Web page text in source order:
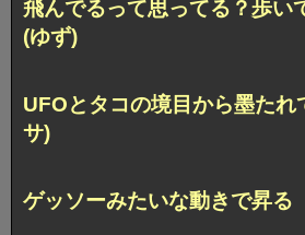
飛んでるって思ってる？歩
(ゆず)
UFOとタコの境目から墨た
サ)
ゲッソーみたいな動きで昇